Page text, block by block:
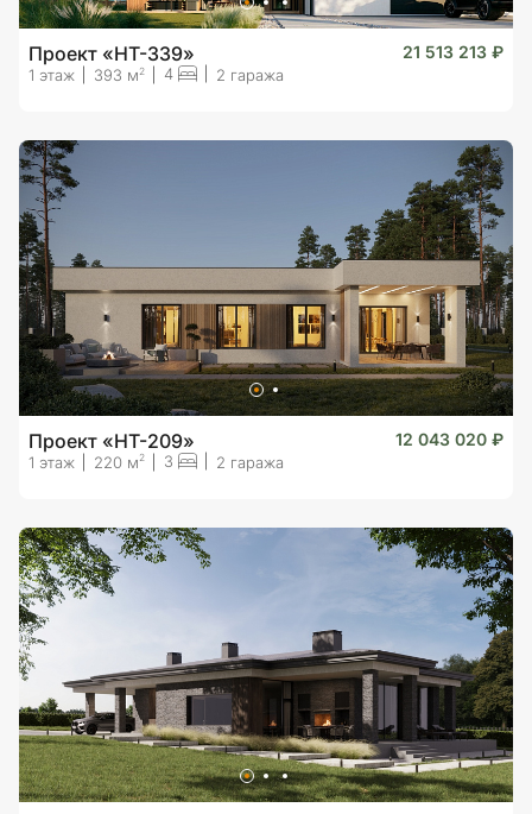
Проект «HT-339» 21 513 213 ₽
1 этаж 393 м 2 4 2 гаража
Проект «HT-209» 12 043 020 ₽
1 этаж 220 м2 3 2 гаража